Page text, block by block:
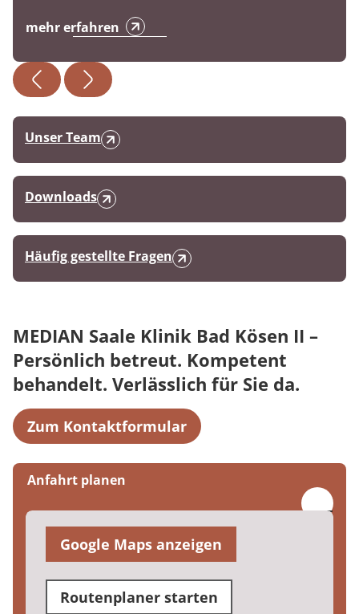
mehr erfahren
Unser Team
Downloads
Häufig gestellte Fragen
MEDIAN Saale Klinik Bad Kösen II –
Persönlich betreut. Kompetent
behandelt. Verlässlich für Sie da.
Zum Kontaktformular
Anfahrt planen
Google Maps anzeigen
Routenplaner starten